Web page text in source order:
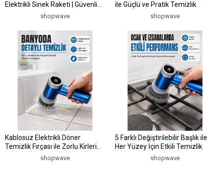
Elektrikli Sinek Raketi | Güvenli
Kullanım Yeni Nesil
shopwave
ile Güçlü ve Pratik Temizlik
shopwave
Kablosuz Elektrikli Döner
Temizlik Fırçası ile Zorlu Kirleri
Kolayca Temizleyin
shopwave
5 Farklı Değiştirilebilir Başlık ile
Her Yüzey İçin Etkili Temizlik
shopwave